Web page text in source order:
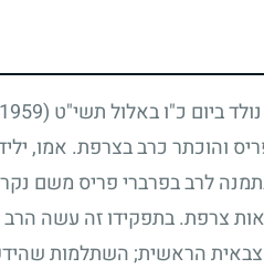
ביום כ"ו באלול תשי"ט (29.9.1959)
והוכתר כרב בצרפת. אמו,
לרב בפרברי פריס משם
צרפת. בתפקידו זה עשה
הראשית;השתלמות